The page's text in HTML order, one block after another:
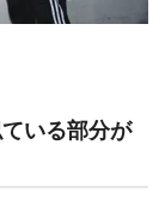
いる部分が